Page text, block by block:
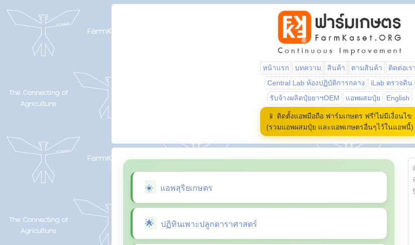
หน้าแรก บทความ สินค้า ตามสินค้า
ติดต่อเร
Central Lab ห้องปฏิบัติการกลาง
iLab ตรวจดิน
รับจ้างผลิตปุ๋ยยาฯOEM
แอพผสมปุ๋ย English
📱 ติดตั้งแอพมือถือ ฟาร์มเกษตร ฟรี!ไม่มีเงื่อนไข
(รวมแอพผสมปุ๋ย และแอพเกษตรอื่นๆไว้ในแอพนี้)
แอพสุริยเกษตร
ปฏิทินเพาะปลูกดาราศาสตร์